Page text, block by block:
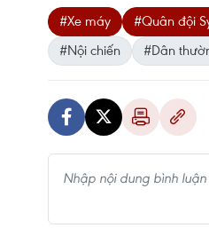
#Xe máy #Quân đội
#Nội chiến
#Dân